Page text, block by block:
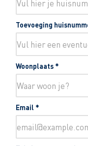
Toevoeging
Woonplaats *
Email *